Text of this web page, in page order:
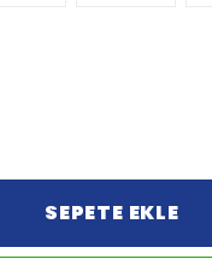
SEPETE EKLE